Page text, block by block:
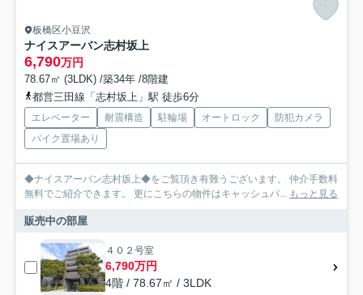
板橋区小豆沢
ナイスアーバン志村坂上
6,790万円
78.67㎡ (3LDK) /築34年 /8階建
都営三田線「志村坂上」駅 徒歩6分
エレベーター 耐震構造 駐輪場 オートロック
防犯カメラ
バイク置場あり
◆ナイスアーバン志村坂上◆をご覧頂き有難うございます。 仲介手数料
無料でご紹介できます。 更にこちらの物件はキャッシュバ... もっと見る
販売中の部屋
４０２号室
6,790万円
4階 / 78.67㎡ / 3LDK